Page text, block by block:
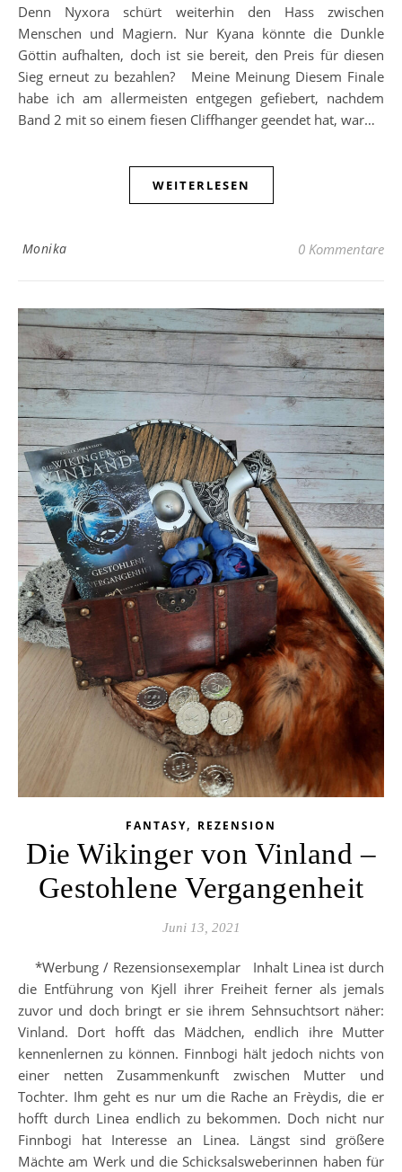
Denn Nyxora schürt weiterhin den Hass zwischen
Menschen und Magiern. Nur Kyana könnte die Dunkle
Göttin aufhalten, doch ist sie bereit, den Preis für diesen
Sieg erneut zu bezahlen? Meine Meinung Diesem Finale
habe ich am allermeisten entgegen gefiebert, nachdem
Band 2 mit so einem fiesen Cliffhanger geendet hat, war…
WEITERLESEN
Monika 0 Kommentare
FANTASY, REZENSION
Die Wikinger von Vinland –
Gestohlene Vergangenheit
Juni 13, 2021
*Werbung / Rezensionsexemplar Inhalt Linea ist durch
die Entführung von Kjell ihrer Freiheit ferner als jemals
zuvor und doch bringt er sie ihrem Sehnsuchtsort näher:
Vinland. Dort hofft das Mädchen, endlich ihre Mutter
kennenlernen zu können. Finnbogi hält jedoch nichts von
einer netten Zusammenkunft zwischen Mutter und
Tochter. Ihm geht es nur um die Rache an Frèydis, die er
hofft durch Linea endlich zu bekommen. Doch nicht nur
Finnbogi hat Interesse an Linea. Längst sind größere
Mächte am Werk und die Schicksalsweberinnen haben für